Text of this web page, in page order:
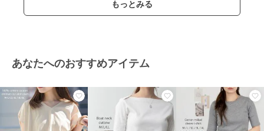
もっとみる
あなたへのおすすめアイテム